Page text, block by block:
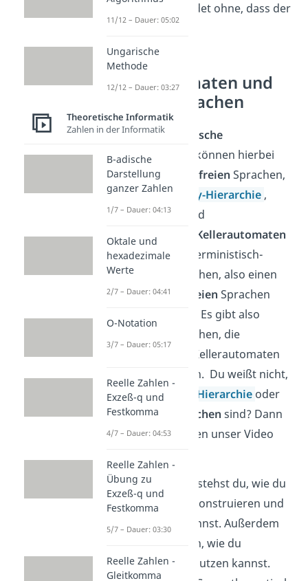
Endzustand befindet ohne, dass der
Keller leer ist.
Kellerautomaten und
formale Sprachen
Nichtdeterministische
Kellerautomaten
können hierbei
genau diekontextfreien Sprachen,
Typ 2 derChomsky-Hierarchie,
erkennen, während
deterministische Kellerautomaten
nur genau die deterministisch-
kontextfreie Sprachen, also einen
Teil der kontextfreien Sprachen
erkennen können. Es gibt also
kontextfreie Sprachen, die
deterministische Kellerautomaten
nicht lesen können. Du weißt nicht,
was die Chomsky-Hierarchie oder
kontextfreie Sprachen sind? Dann
schau dir am besten unser Video
Alles klar! Nun verstehst du, wie du
Kellerautomaten konstruieren und
nachvollziehen kannst. Außerdem
weißt du jetzt auch, wie du
Kellerautomaten nutzen kannst.
11/12 – Dauer: 05:02
Ungarische
Methode
12/12 – Dauer: 03:27
Theoretische Informatik
Zahlen in der Informatik
B-adische
Darstellung
ganzer Zahlen
1/7 – Dauer: 04:13
Oktale und
hexadezimale
Werte
2/7 – Dauer: 04:41
O-Notation
3/7 – Dauer: 05:17
Reelle Zahlen -
Exzeß-q und
Festkomma
4/7 – Dauer: 04:53
Reelle Zahlen -
Übung zu
Exzeß-q und
Festkomma
5/7 – Dauer: 03:30
Reelle Zahlen -
Gleitkomma